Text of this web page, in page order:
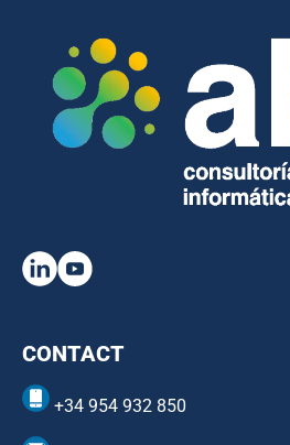
CONTACT
+34 954 932 850